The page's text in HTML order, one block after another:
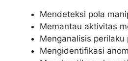
Mendeteksi pola
Memantau aktivitas
Menganalisis perilaku
Mengidentifikasi